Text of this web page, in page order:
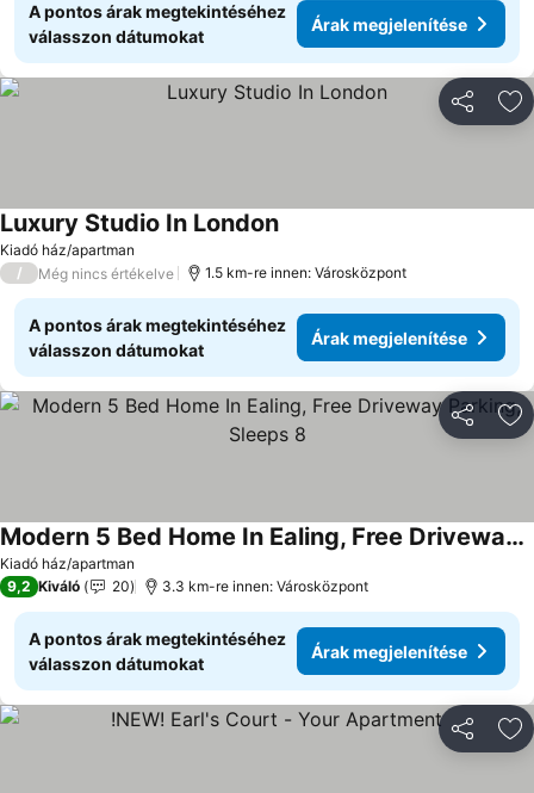
A pontos árak megtekintéséhez
válasszon dátumokat
Árak megjelenítése
Kiadó ház/apartman
Luxury Studio In LondonÁrak megjelenítése
/ Még nincs értékelve 1.5 km-re innen: Városközpont
A pontos árak megtekintéséhez
válasszon dátumokat
Árak megjelenítése
Kiadó ház/apartman
Modern 5 Bed Home In Ealing, Free Driveway Parking, Sleeps 8
Árak megjelenítése
9,2 Kiváló 20 3.3 km-re innen: Városközpont
A pontos árak megtekintéséhez
válasszon dátumokat
Árak megjelenítése